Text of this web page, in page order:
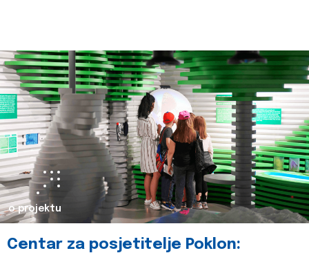
o projektu
Centar za posjetitelje Poklon: